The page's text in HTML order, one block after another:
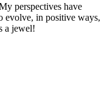
perspectives have
evolve, in positive ways,
a jewel!